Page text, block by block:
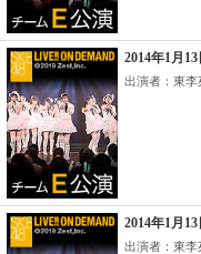
2014年1月
出演者：東李
2014年1月
出演者：東李